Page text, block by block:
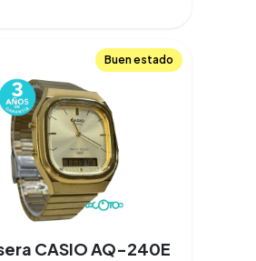
Buen estado
CASIO AQ-240E